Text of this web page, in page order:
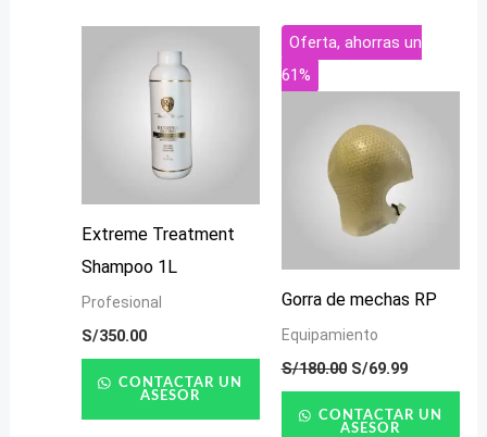
Extreme Treatment
Shampoo 1L
Profesional
S/350.00
CONTACTAR UN
ASESOR
Oferta, ahorras un
61%
Gorra de mechas RP
Equipamiento
S/180.00
El
precio
era:
S/69.99
El
precio
es:
CONTACTAR UN
ASESOR